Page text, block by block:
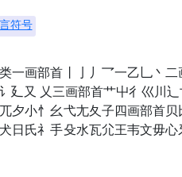
符号
一画部首丨亅丿乛一乙乚丶
廴又 乂三画部首艹屮彳巛川
夕小忄幺弋尢夂子四画部首
日氏礻手殳水瓦尣王韦文毋